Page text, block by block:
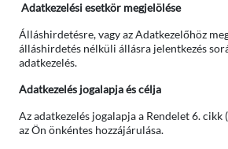
Adatkezelési esetkör megjelölése
Álláshirdetésre, vagy az Adatkezelőhöz
álláshirdetés nélküli állásra jelentkezés
adatkezelés.
Adatkezelés jogalapja és célja
Az adatkezelés jogalapja a Rendelet 6. cikk
az Ön önkéntes hozzájárulása.